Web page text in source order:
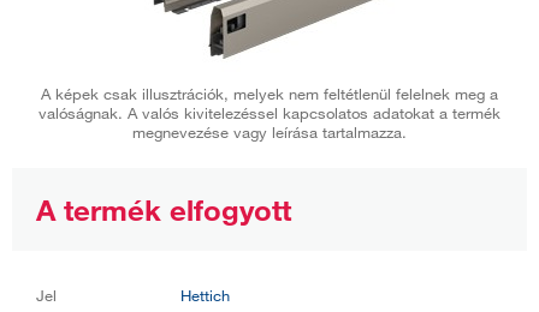
A képek csak illusztrációk, melyek nem feltétlenül felelnek meg a
valóságnak. A valós kivitelezéssel kapcsolatos adatokat a termék
megnevezése vagy leírása tartalmazza.
A termék elfogyott
Jel
Hettich